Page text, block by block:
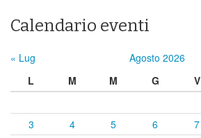
Calendario eventi
« Lug Agosto 2026
L
M M G V
3
4 5 6 7